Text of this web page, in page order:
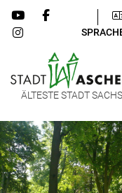
ÄLTESTE STADT